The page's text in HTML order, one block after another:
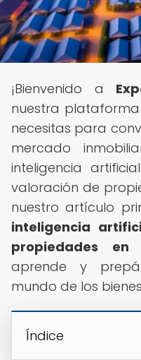
¡Bienvenido a
nuestra
necesitas para
mercado
inteligencia
valoración de
nuestro artículo
inteligencia
propiedades
aprende y
mundo de los
Índice